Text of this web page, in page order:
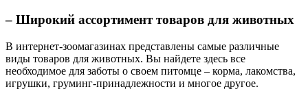
– Широкий ассортимент товаров для животных
В интернет-зоомагазинах представлены самые различные
виды товаров для животных. Вы найдете здесь все
необходимое для заботы о своем питомце – корма, лакомства,
игрушки, груминг-принадлежности и многое другое.